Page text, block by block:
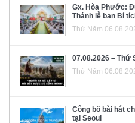
Gx. Hòa Phước:
Thánh lễ ban Bí
Thứ Năm
07.08.2026 – Thứ
Thứ Năm
Công bố bài hát
tại Seoul